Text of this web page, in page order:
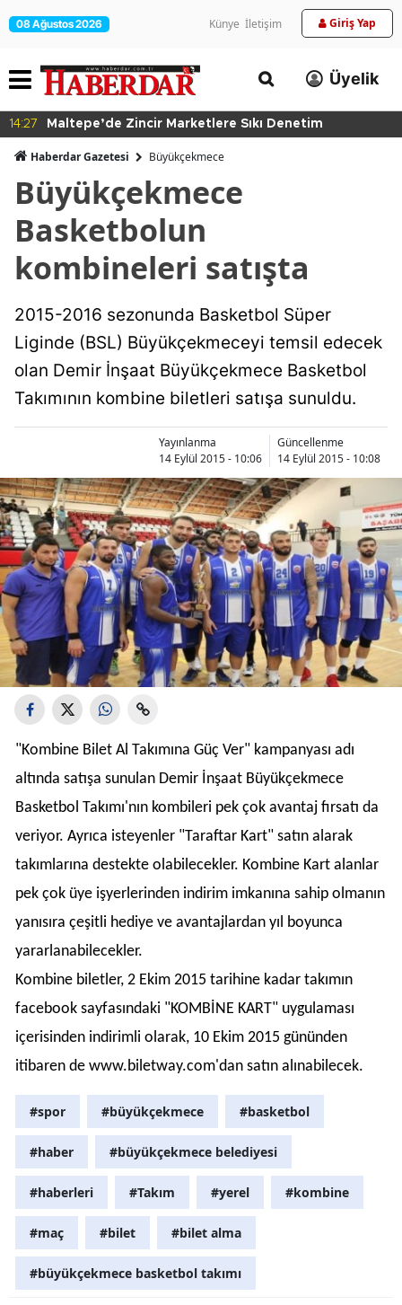
08 Ağustos 2026 Künye İletişim Giriş Yap
Üyelik
14:27 Maltepe’de Zincir Marketlere Sıkı Denetim
Haberdar Gazetesi Büyükçekmece
Büyükçekmece
Basketbolun
kombineleri satışta
2015-2016 sezonunda Basketbol Süper
Liginde (BSL) Büyükçekmeceyi temsil edecek
olan Demir İnşaat Büyükçekmece Basketbol
Takımının kombine biletleri satışa sunuldu.
Yayınlanma
14 Eylül 2015 - 10:06
Güncellenme
14 Eylül 2015 - 10:08
"Kombine Bilet Al Takımına Güç Ver" kampanyası adı
altında satışa sunulan Demir İnşaat Büyükçekmece
Basketbol Takımı'nın kombileri pek çok avantaj fırsatı da
veriyor. Ayrıca isteyenler "Taraftar Kart" satın alarak
takımlarına destekte olabilecekler. Kombine Kart alanlar
pek çok üye işyerlerinden indirim imkanına sahip olmanın
yanısıra çeşitli hediye ve avantajlardan yıl boyunca
yararlanabilecekler.
Kombine biletler, 2 Ekim 2015 tarihine kadar takımın
facebook sayfasındaki "KOMBİNE KART" uygulaması
içerisinden indirimli olarak, 10 Ekim 2015 gününden
itibaren de www.biletway.com'dan satın alınabilecek.
#spor #büyükçekmece #basketbol
#haber #büyükçekmece belediyesi
#haberleri #Takım #yerel #kombine
#maç #bilet #bilet alma
#büyükçekmece basketbol takımı